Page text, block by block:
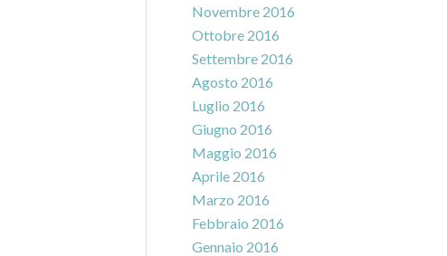
Novembre 2016
Ottobre 2016
Settembre 2016
Agosto 2016
Luglio 2016
Giugno 2016
Maggio 2016
Aprile 2016
Marzo 2016
Febbraio 2016
Gennaio 2016